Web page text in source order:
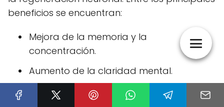
beneficios se encuentran:
Mejora de la memoria y la
concentración.
Aumento de la claridad mental.
Reducción de la ansiedad y el estrés.